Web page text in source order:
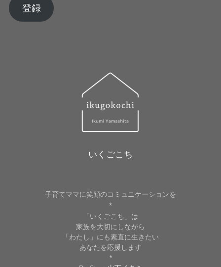
ア
ド
登録
いくごこち
子育てママに笑顔のコミュニケーションを
*
「いくごこち」は
家族を大切にしながら
「わたし」にも素直に生きたい
あなたを応援します
*